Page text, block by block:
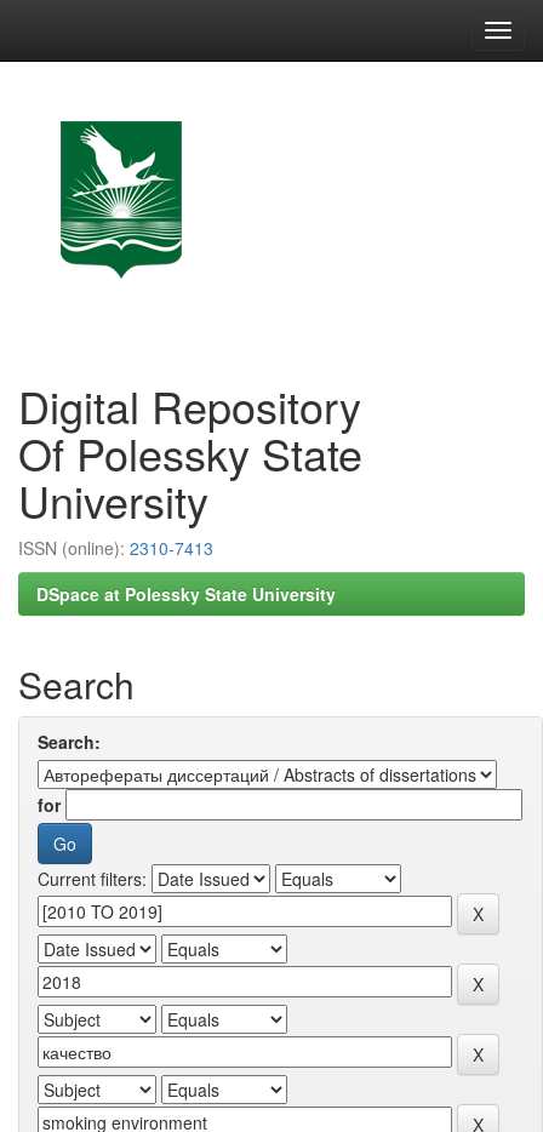
Digital Repository
Of Polessky State
University
ISSN (online): 2310-7413
DSpace at Polessky State University
Search
Search:
for
Current filters: